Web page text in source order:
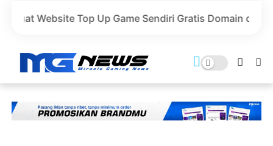
Up Game Sendiri Gratis Domain dan Harga Lebih